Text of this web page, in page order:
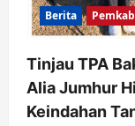
Berita
Tinjau TPA
Alia Jumhur
Keindahan